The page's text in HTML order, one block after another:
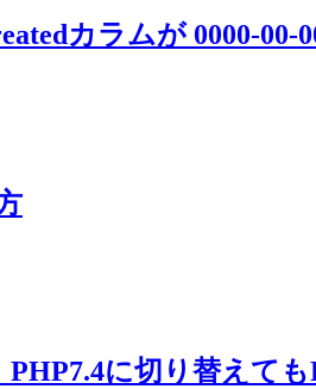
カラムが 0000-00-
に切り替えても